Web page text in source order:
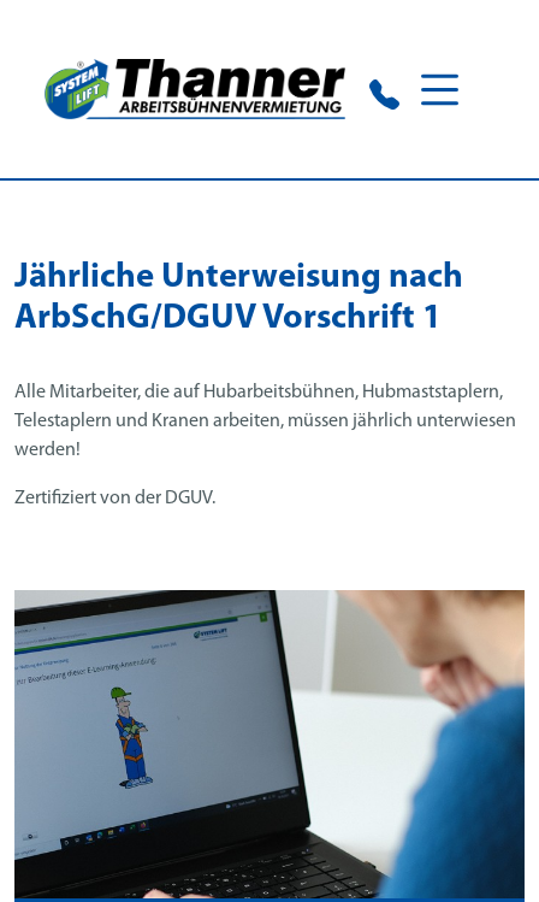
Neu-Ulm:+49 731 34951
Jährliche Unterweisung nach
ArbSchG/DGUV Vorschrift 1
Alle Mitarbeiter, die auf Hubarbeitsbühnen, Hubmaststaplern,
Telestaplern und Kranen arbeiten, müssen jährlich unterwiesen
werden!
Zertifiziert von der DGUV.